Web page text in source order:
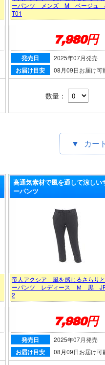
ーパンツ メンズ M ベージュ
T01
7,980円
発売日 2025年07月発売
お届け目安 08月09日お届け可
数量：
▼ カー
高通気素材で風を通して涼しい
ーパンツ
帝人アクシア 風を感じるさらり
ーパンツ レディース Ｍ 黒
2
7,980円
発売日 2025年07月発売
お届け目安 08月09日お届け可